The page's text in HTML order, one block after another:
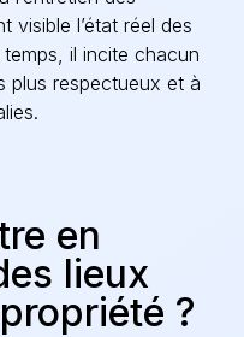
visible l’état réel des
il incite chacun
plus respectueux et à
en
lieux
?